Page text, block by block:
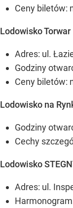
Ceny biletów:
Lodowisko Torwar
Adres: ul.
Godziny
Ceny biletów:
Lodowisko na
Godziny
Cechy
Lodowisko
Adres: ul.